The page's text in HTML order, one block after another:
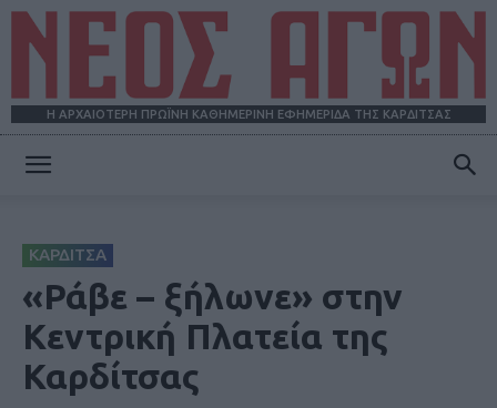
Η ΑΡΧΑΙΟΤΕΡΗ ΠΡΩΪΝΗ ΚΑΘΗΜΕΡΙΝΗ ΕΦΗΜΕΡΙΔΑ ΤΗΣ ΚΑΡΔΙΤΣΑΣ
ΚΑΡΔΙΤΣΑ
«Ράβε – ξήλωνε» στην
Κεντρική Πλατεία της
Καρδίτσας